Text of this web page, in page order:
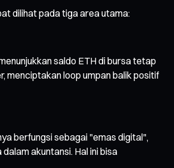
dilihat pada tiga area utama:
saldo ETH di bursa tetap
menciptakan loop umpan balik positif
berfungsi sebagai "emas digital",
akuntansi. Hal ini bisa